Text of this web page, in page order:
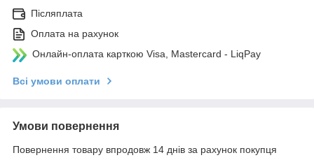
Післяплата
Оплата на рахунок
Онлайн-оплата карткою Visa, Mastercard - LiqPay
Всі умови оплати
Умови повернення
Повернення товару впродовж 14 днів за рахунок покупця